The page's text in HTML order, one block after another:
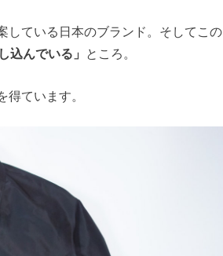
している日本のブランド。そしてこの
込んでいる」 ところ。
ています。